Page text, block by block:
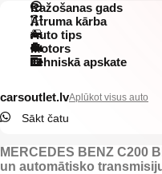
Ražošanas gads
Ātruma kārba
Auto tips
Motors
Tehniskā apskate
carsoutlet.lvAplūkot visus auto
Sākt čatu
MERCEDES BENZ C200
un automātisko